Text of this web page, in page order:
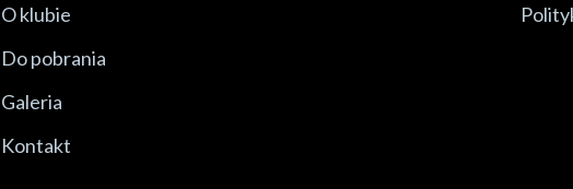
O klubie
Do pobrania
Galeria
Kontakt